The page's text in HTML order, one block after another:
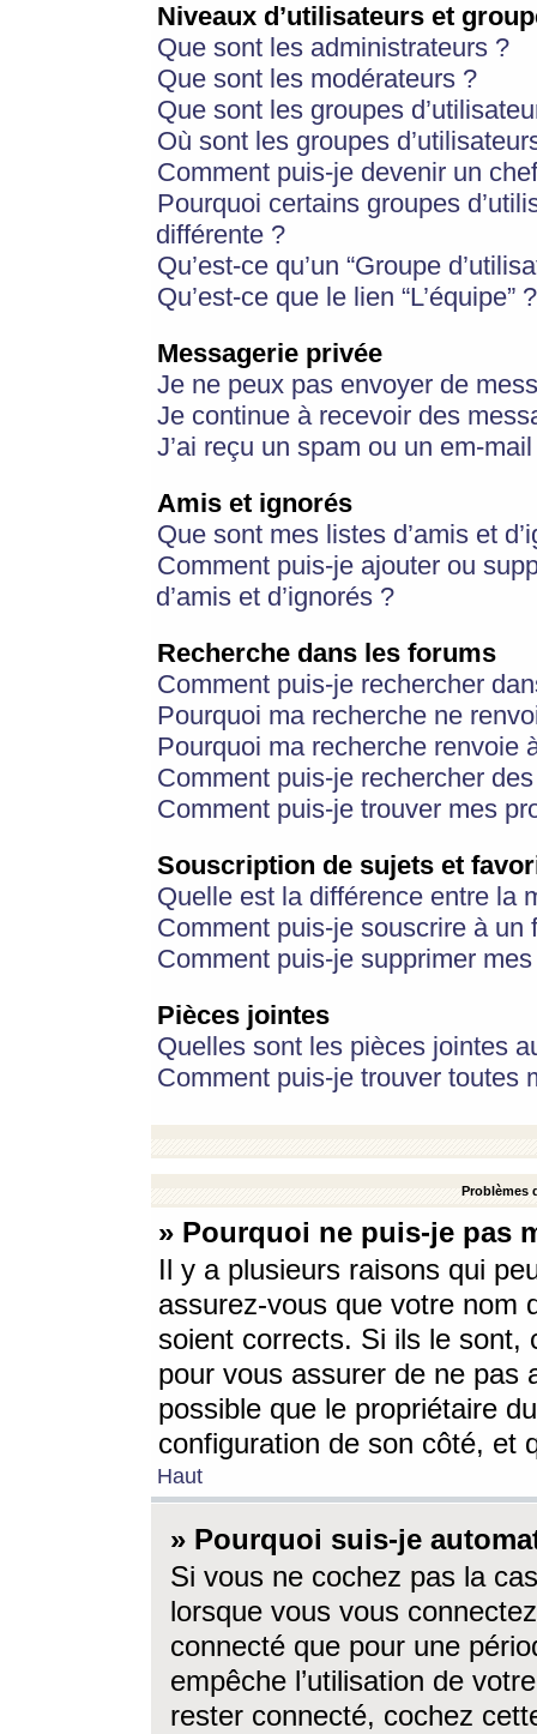
Niveaux d’utilisateurs et
Que sont les administrateurs ?
Que sont les modérateurs ?
Que sont les groupes
Où sont les groupes
Comment puis-je devenir un
Pourquoi certains groupes
différente ?
Qu’est-ce qu’un “Groupe
Qu’est-ce que le lien “L’équipe” ?
Messagerie privée
Je ne peux pas envoyer de
Je continue à recevoir des
J’ai reçu un spam ou un em-
Amis et ignorés
Que sont mes listes d’amis et
Comment puis-je ajouter ou
d’amis et d’ignorés ?
Recherche dans les forums
Comment puis-je rechercher
Pourquoi ma recherche ne
Pourquoi ma recherche renvoie
Comment puis-je rechercher
Comment puis-je trouver mes
Souscription de sujets et
Quelle est la différence entre la
Comment puis-je souscrire à
Comment puis-je supprimer
Pièces jointes
Quelles sont les pièces jointes
Comment puis-je trouver toutes
Problèmes
» Pourquoi ne puis-je pas
Il y a plusieurs raisons qui
assurez-vous que votre nom
soient corrects. Si ils le sont,
pour vous assurer de ne pas
possible que le propriétaire
configuration de son côté, et
Haut
» Pourquoi suis-je
Si vous ne cochez pas la
lorsque vous vous
connecté que pour une
empêche l’utilisation de
rester connecté, cochez